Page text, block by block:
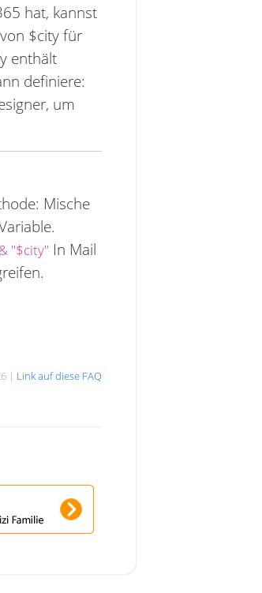
hat, kannst
$city für
enthält
definiere:
um
Mische
"$city" In Mail
| Link auf diese FAQ